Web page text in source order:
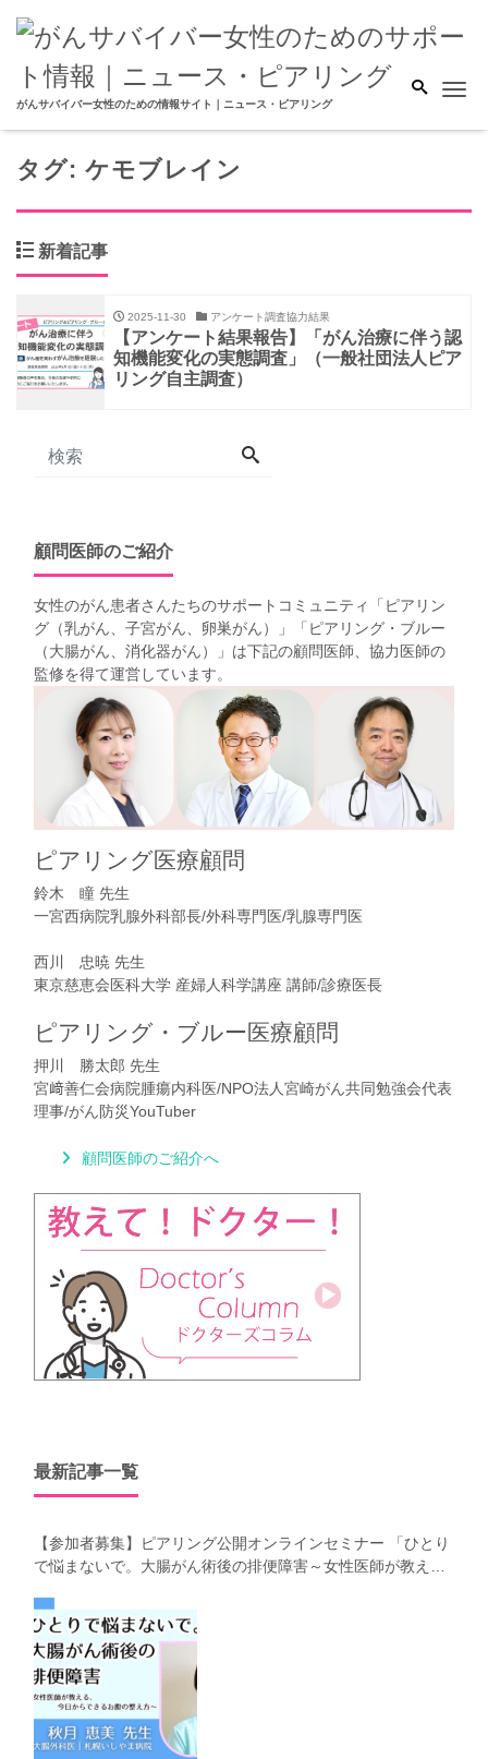
がんサバイバー女性のための情報サイト｜ニュース・ピアリング
タグ: ケモブレイン
新着記事
2025-11-30 アンケート調査協力結果
【アンケート結果報告】「がん治療に伴う認
知機能変化の実態調査」（一般社団法人ピア
リング自主調査）
顧問医師のご紹介
女性のがん患者さんたちのサポートコミュニティ「 ピアリン
グ（乳がん、子宮がん、卵巣がん）
」「 ピアリング・ブルー
（大腸がん、消化器がん）
」は下記の顧問医師、協力医師の
監修を得て運営しています。
ピアリング医療顧問
鈴木 瞳 先生
一宮西病院乳腺外科部長/外科専門医/乳腺専門医
西川 忠暁 先生
東京慈恵会医科大学 産婦人科学講座 講師/診療医長
ピアリング・ブルー医療顧問
押川 勝太郎 先生
宮﨑善仁会病院腫瘍内科医/NPO法人宮崎がん共同勉強会代表
理事/がん防災YouTuber
顧問医師のご紹介へ
最新記事一覧
【参加者募集】ピアリング公開オンラインセミナー 「ひとり
で悩まないで。大腸がん術後の排便障害～女性医師が教え